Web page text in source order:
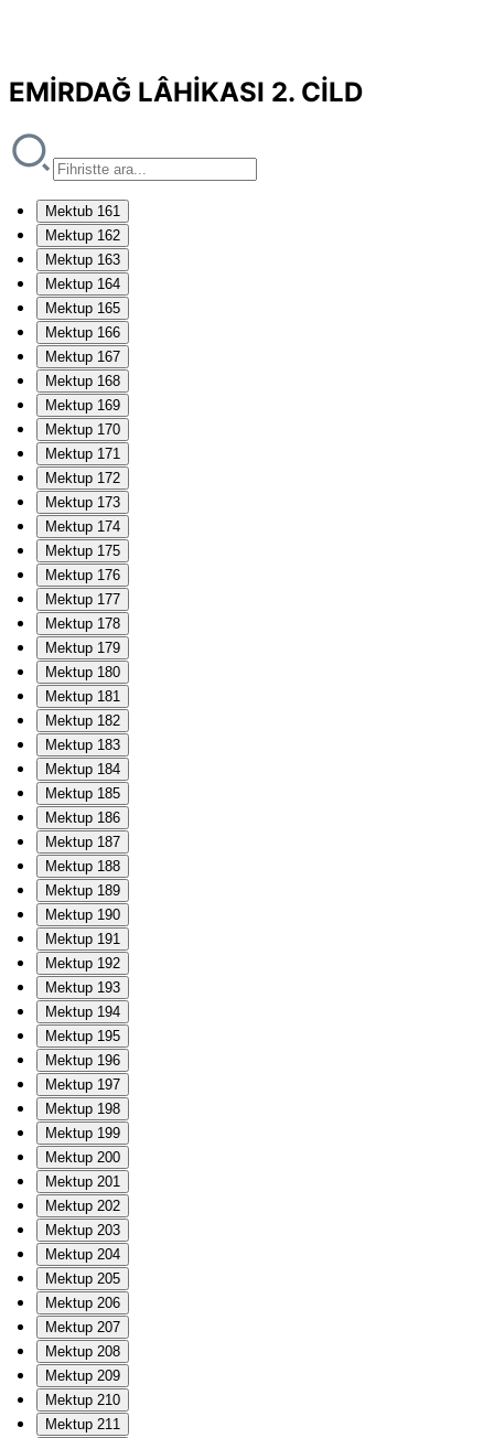
EMİRDAĞ LÂHİKASI 2. CİLD
Mektub 161
Mektup 162
Mektup 163
Mektup 164
Mektup 165
Mektup 166
Mektup 167
Mektup 168
Mektup 169
Mektup 170
Mektup 171
Mektup 172
Mektup 173
Mektup 174
Mektup 175
Mektup 176
Mektup 177
Mektup 178
Mektup 179
Mektup 180
Mektup 181
Mektup 182
Mektup 183
Mektup 184
Mektup 185
Mektup 186
Mektup 187
Mektup 188
Mektup 189
Mektup 190
Mektup 191
Mektup 192
Mektup 193
Mektup 194
Mektup 195
Mektup 196
Mektup 197
Mektup 198
Mektup 199
Mektup 200
Mektup 201
Mektup 202
Mektup 203
Mektup 204
Mektup 205
Mektup 206
Mektup 207
Mektup 208
Mektup 209
Mektup 210
Mektup 211